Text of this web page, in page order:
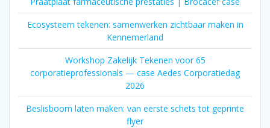
Ecosysteem tekenen: samenwerken zichtbaar maken in
Kennemerland
Workshop Zakelijk Tekenen voor 65
corporatieprofessionals — case Aedes Corporatiedag
2026
Beslisboom laten maken: van eerste schets tot geprinte
flyer